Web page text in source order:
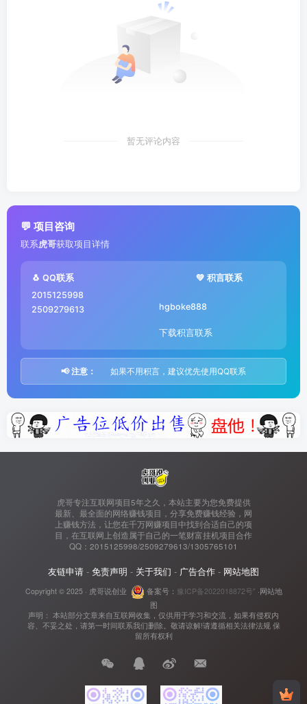
暂无评论内容
💬 项目咨询
联系虎哥获取项目详情
🐧 QQ联系
2015125998
2509279613
💚 积言联系
hgboke888
下载积言联系
📢 注意： 如果不用积言，建议优先使用QQ联系
虎哥专注互联网项目5年之久，本站主要为您免费提供
最新、最全面的网络赚钱项目，分享免费赚钱经验，网
上赚钱方法，让您在千万网赚项目中找到合适自己的项
目，在互联网上创造属于自己的一笔财富挂机项目合作
QQ：2015125998/2509279613/1305765101
友链申请 - 免责声明 - 关于我们 - 广告合作 - 网站地图
Copyright © 2025 · 虎哥说创业 备案号： 豫ICP备2022018872号" ·网站地
图
声明： 本站部分文章来自互联网收集，仅供用于学习和交流，如果有侵权内
容、不妥之处，请第一时间联系我们删除。敬请谅解!请遵循相关法律法规 保
留所有权利